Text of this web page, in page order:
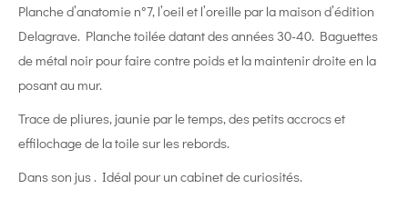
Planche d’anatomie n°7, l’oeil et l’oreille par la maison d’édition
Delagrave. Planche toilée datant des années 30-40. Baguettes
de métal noir pour faire contre poids et la maintenir droite en la
posant au mur.
Trace de pliures, jaunie par le temps, des petits accrocs et
effilochage de la toile sur les rebords.
Dans son jus . Idéal pour un cabinet de curiosités.